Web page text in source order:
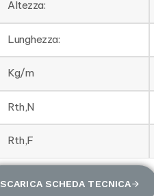
Altezza:
Lunghezza:
Kg/m
Rth,N
Rth,F
SCARICA SCHEDA TECNICA